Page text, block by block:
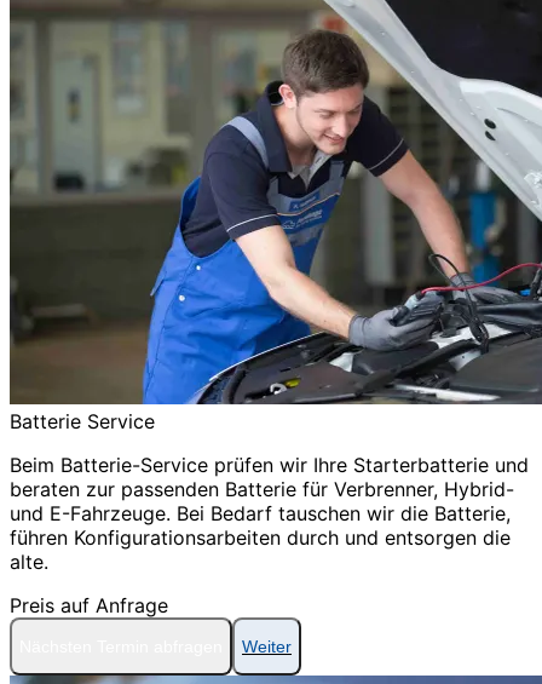
Batterie Service
Beim Batterie-Service prüfen wir Ihre Starterbatterie und
beraten zur passenden Batterie für Verbrenner, Hybrid-
und E-Fahrzeuge. Bei Bedarf tauschen wir die Batterie,
führen Konfigurationsarbeiten durch und entsorgen die
alte.
Preis auf Anfrage
Weiter